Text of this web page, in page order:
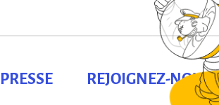
PRESSE REJOIGNEZ-NOUS !